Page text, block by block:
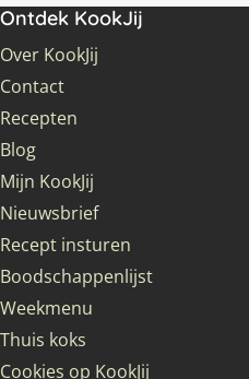
Ontdek KookJij
Over KookJij
Contact
Recepten
Blog
Mijn KookJij
Nieuwsbrief
Recept insturen
Boodschappenlijst
Weekmenu
Thuis koks
Cookies op KookJij